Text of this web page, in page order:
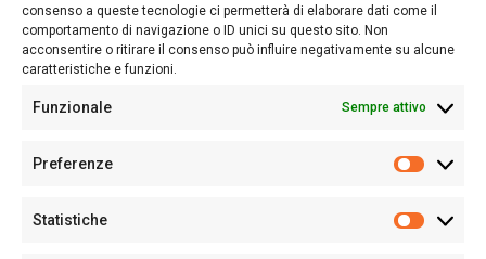
consenso a queste tecnologie ci permetterà di elaborare dati come il
comportamento di navigazione o ID unici su questo sito. Non
acconsentire o ritirare il consenso può influire negativamente su alcune
caratteristiche e funzioni.
Funzionale Sempre attivo
Preferenze
Statistiche
Follow Us
Sede:Via Cristoforo Colombo 09013 Carbonia
Partita IVA02270380922